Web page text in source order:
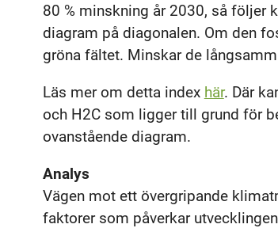
80 % minskning år 2030, så följer
diagram på diagonalen. Om den
gröna fältet. Minskar de
Läs mer om detta index här. Där
och H2C som ligger till grund för
ovanstående diagram.
Analys
Vägen mot ett övergripande
faktorer som påverkar